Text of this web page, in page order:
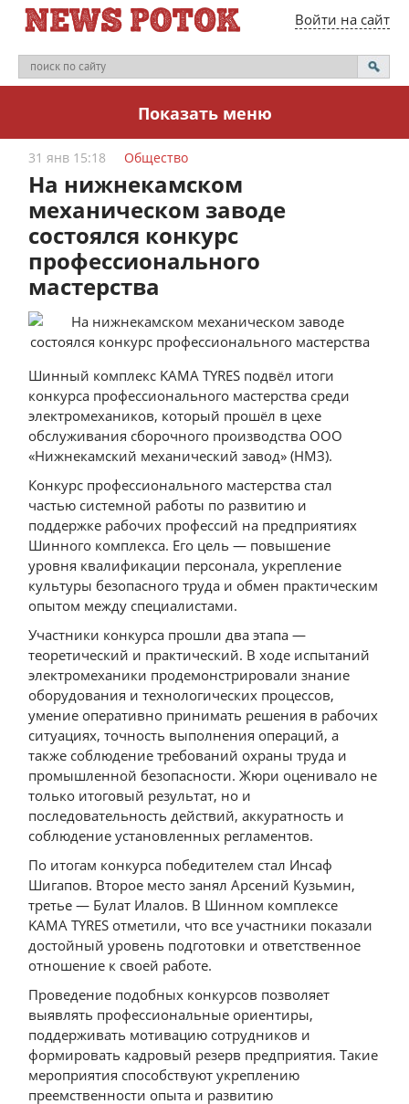
Войти на сайт
Показать меню
31 янв 15:18 Общество
На нижнекамском
механическом заводе
состоялся конкурс
профессионального
мастерства
Шинный комплекс KAMA TYRES подвёл итоги
конкурса профессионального мастерства среди
электромехаников, который прошёл в цехе
обслуживания сборочного производства ООО
«Нижнекамский механический завод» (НМЗ).
Конкурс профессионального мастерства стал
частью системной работы по развитию и
поддержке рабочих профессий на предприятиях
Шинного комплекса. Его цель — повышение
уровня квалификации персонала, укрепление
культуры безопасного труда и обмен практическим
опытом между специалистами.
Участники конкурса прошли два этапа —
теоретический и практический. В ходе испытаний
электромеханики продемонстрировали знание
оборудования и технологических процессов,
умение оперативно принимать решения в рабочих
ситуациях, точность выполнения операций, а
также соблюдение требований охраны труда и
промышленной безопасности. Жюри оценивало не
только итоговый результат, но и
последовательность действий, аккуратность и
соблюдение установленных регламентов.
По итогам конкурса победителем стал Инсаф
Шигапов. Второе место занял Арсений Кузьмин,
третье — Булат Илалов. В Шинном комплексе
KAMA TYRES отметили, что все участники показали
достойный уровень подготовки и ответственное
отношение к своей работе.
Проведение подобных конкурсов позволяет
выявлять профессиональные ориентиры,
поддерживать мотивацию сотрудников и
формировать кадровый резерв предприятия. Такие
мероприятия способствуют укреплению
преемственности опыта и развитию